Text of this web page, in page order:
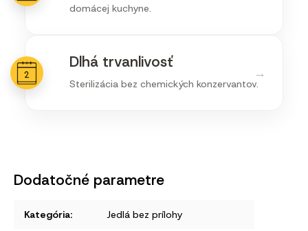
domácej kuchyne.
→
Dlhá trvanlivosť
Sterilizácia bez chemických konzervantov.
Dodatočné parametre
Kategória: Jedlá bez prílohy